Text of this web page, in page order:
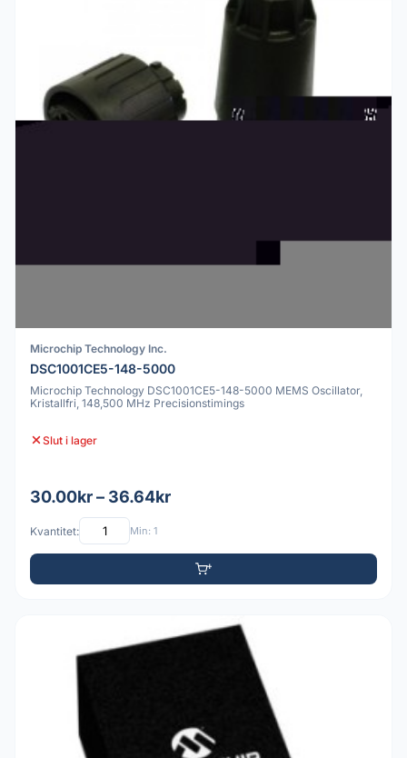
Microchip Technology Inc.
DSC1001CE5-148-5000
Microchip Technology DSC1001CE5-148-5000 MEMS Oscillator,
Kristallfri, 148,500 MHz Precisionstimings
Slut i lager
30.00kr – 36.64kr
Kvantitet: Min: 1